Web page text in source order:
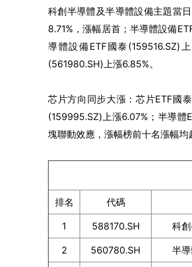
科創半導體及半導體設備主題當
8.71%，漲幅居首；半導體設備
導體設備ETF國泰(159516.SZ)
(561980.SH)上漲6.85%。
芯片方向同步大漲：芯片ETF國
(159995.SZ)上漲6.07%；半導體
塊聯動效應，漲幅榜前十名漲幅均
排名 代碼
1 588170.SH 科
2 560780.SH 半